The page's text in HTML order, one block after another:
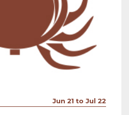
Jun 21 to Jul 22